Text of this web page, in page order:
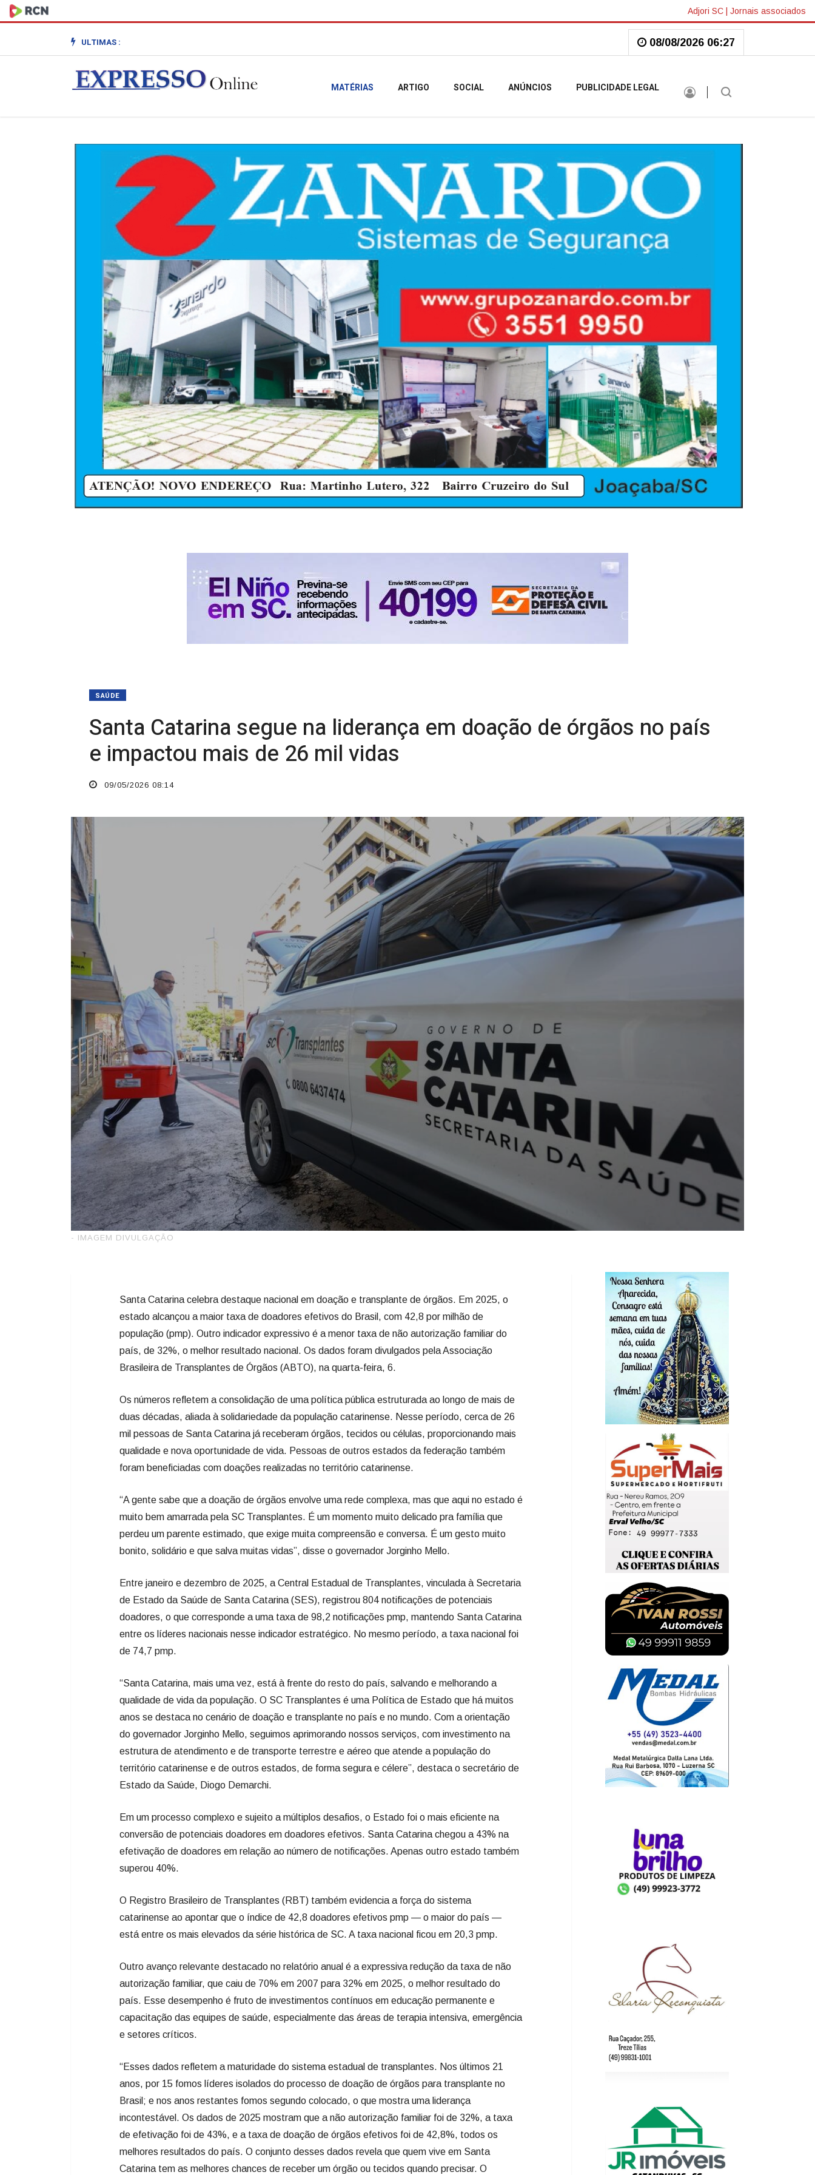
Adjori SC | Jornais associados
ULTIMAS : 08/08/2026 06:27
MATÉRIAS ARTIGO SOCIAL ANÚNCIOS PUBLICIDADE LEGAL
Santa Catarina segue na liderança em doação de órgãos no país
09/05/2026 08:14
- IMAGEM DIVULGAÇÃO
Santa Catarina celebra destaque nacional em doação e transplante de órgãos. Em 2025, o
estado alcançou a maior taxa de doadores efetivos do Brasil, com 42,8 por milhão de
população (pmp). Outro indicador expressivo é a menor taxa de não autorização familiar do
Os números refletem a consolidação de uma política pública estruturada ao longo de mais de
duas décadas, aliada à solidariedade da população catarinense. Nesse período, cerca de 26
mil pessoas de Santa Catarina já receberam órgãos, tecidos ou células, proporcionando mais
qualidade e nova oportunidade de vida. Pessoas de outros estados da federação também
foram beneficiadas com doações realizadas no território catarinense.
“A gente sabe que a doação de órgãos envolve uma rede complexa, mas que aqui no estado é
muito bem amarrada pela SC Transplantes. É um momento muito delicado pra família que
perdeu um parente estimado, que exige muita compreensão e conversa. É um gesto muito
bonito, solidário e que salva muitas vidas”, disse o governador Jorginho Mello.
de Estado da Saúde de Santa Catarina (SES), registrou 804 notificações de potenciais
doadores, o que corresponde a uma taxa de 98,2 notificações pmp, mantendo Santa Catarina
entre os líderes nacionais nesse indicador estratégico. No mesmo período, a taxa nacional foi
de 74,7 pmp.
“Santa Catarina, mais uma vez, está à frente do resto do país, salvando e melhorando a
qualidade de vida da população. O SC Transplantes é uma Política de Estado que há muitos
anos se destaca no cenário de doação e transplante no país e no mundo. Com a orientação
do governador Jorginho Mello, seguimos aprimorando nossos serviços, com investimento na
estrutura de atendimento e de transporte terrestre e aéreo que atende a população do
Estado da Saúde, Diogo Demarchi.
Em um processo complexo e sujeito a múltiplos desafios, o Estado foi o mais eficiente na
conversão de potenciais doadores em doadores efetivos. Santa Catarina chegou a 43% na
efetivação de doadores em relação ao número de notificações. Apenas outro estado também
superou 40%.
catarinense ao apontar que o índice de 42,8 doadores efetivos pmp — o maior do país —
está entre os mais elevados da série histórica de SC. A taxa nacional ficou em 20,3 pmp.
Outro avanço relevante destacado no relatório anual é a expressiva redução da taxa de não
país. Esse desempenho é fruto de investimentos contínuos em educação permanente e
capacitação das equipes de saúde, especialmente das áreas de terapia intensiva, emergência
e setores críticos.
“Esses dados refletem a maturidade do sistema estadual de transplantes. Nos últimos 21
anos, por 15 fomos líderes isolados do processo de doação de órgãos para transplante no
Brasil; e nos anos restantes fomos segundo colocado, o que mostra uma liderança
incontestável. Os dados de 2025 mostram que a não autorização familiar foi de 32%, a taxa
de efetivação foi de 43%, e a taxa de doação de órgãos efetivos foi de 42,8%, todos os
Catarina tem as melhores chances de receber um órgão ou tecidos quando precisar. O
Governo de Santa Catarina tem muito orgulho dos resultados e gratidão às famílias doadoras
de Santa Catarina”, explica o coordenador do SC Transplantes, Joel de Andrade.
A entrevista familiar é considerada a etapa mais sensível de todo o processo de doação e
transplante, pois exige preparo técnico, empatia e comunicação qualificada. Para fortalecer